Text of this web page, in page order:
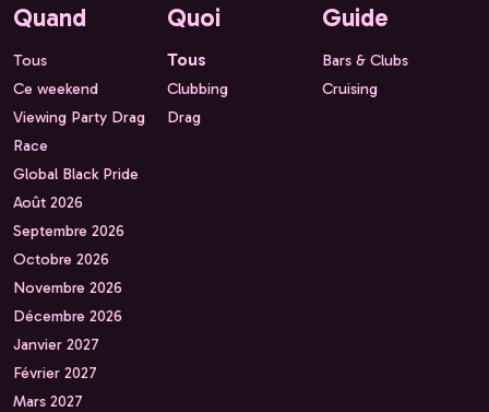
Quand
Tous
Ce weekend
Viewing Party Drag
Race
Global Black Pride
Août 2026
Septembre 2026
Octobre 2026
Novembre 2026
Décembre 2026
Janvier 2027
Février 2027
Mars 2027
Quoi
Tous
Clubbing
Drag
Guide
Bars & Clubs
Cruising